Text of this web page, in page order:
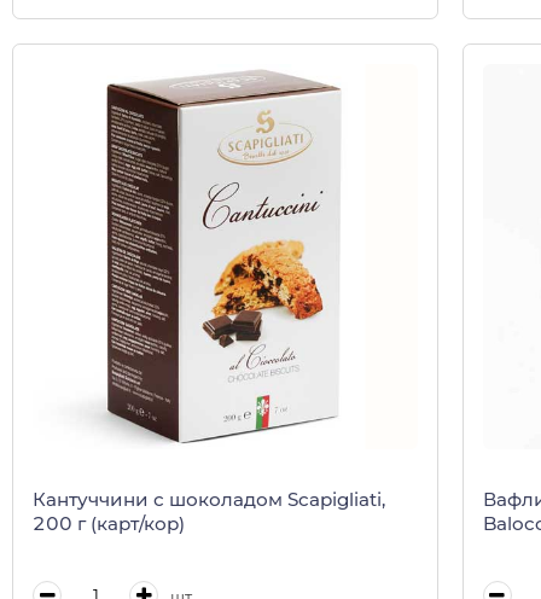
Кантуччини с шоколадом Scapigliati,
200 г (карт/кор)